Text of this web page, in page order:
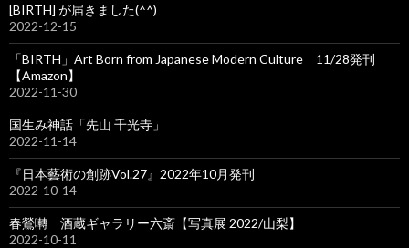
[BIRTH] が届きました(^^)
2022-12-15
「BIRTH」Art Born from Japanese Modern Culture 11/28発刊
【Amazon】
2022-11-30
国生み神話「先山 千光寺」
2022-11-14
『日本藝術の創跡Vol.27』2022年10月発刊
2022-10-14
春鶯囀 酒蔵ギャラリー六斎【写真展 2022/山梨】
2022-10-11